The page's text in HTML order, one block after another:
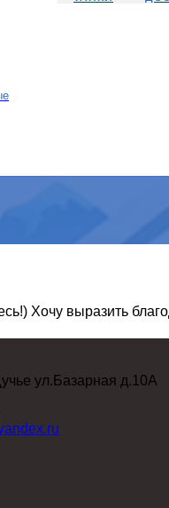
Хочу выразить
ул.Базарная д.10А